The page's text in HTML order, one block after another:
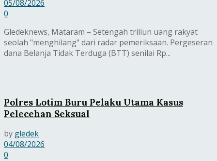
05/08/2026
0
Gledeknews, Mataram – Setengah triliun uang rakyat
seolah "menghilang" dari radar pemeriksaan. Pergeseran
dana Belanja Tidak Terduga (BTT) senilai Rp...
Polres Lotim Buru Pelaku Utama Kasus
Pelecehan Seksual
by gledek
04/08/2026
0